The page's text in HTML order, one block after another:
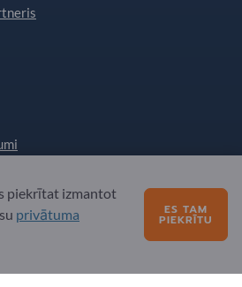
piekrītat izmantot
privātuma
ES TAM
PIEKRĪTU